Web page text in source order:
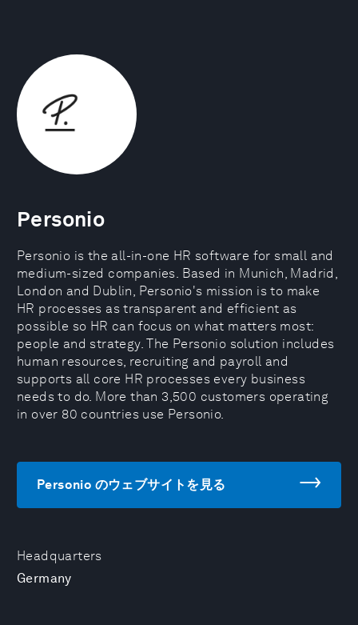
Headquarters
Germany
Personio
Personio is the all-in-one HR software for small and
medium-sized companies. Based in Munich, Madrid,
London and Dublin, Personio's mission is to make
HR processes as transparent and efficient as
possible so HR can focus on what matters most:
people and strategy. The Personio solution includes
human resources, recruiting and payroll and
supports all core HR processes every business
needs to do. More than 3,500 customers operating
in over 80 countries use Personio.
Personio のウェブサイトを見る